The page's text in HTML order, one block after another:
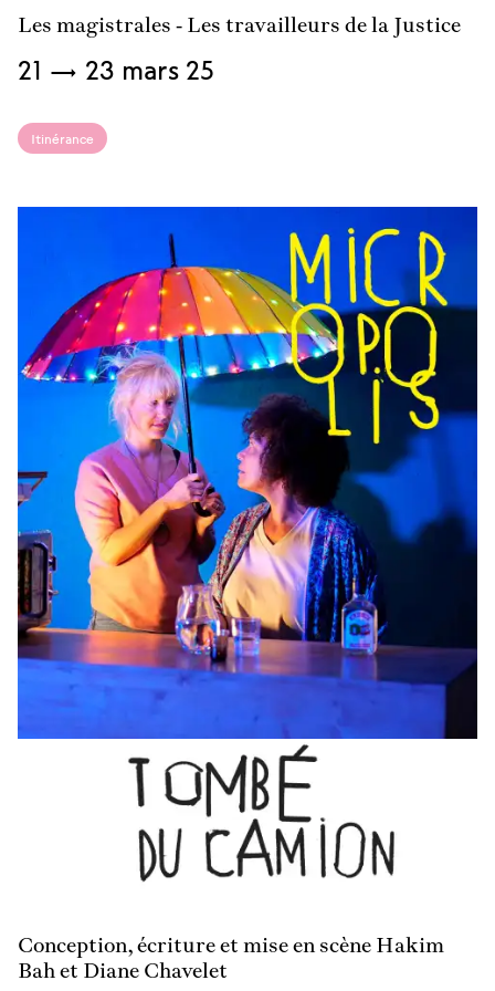
Les magistrales - Les travailleurs de la Justice
Du
21 → 23 mars 25
Itinérance
Conception, écriture et mise en scène Hakim
Bah et Diane Chavelet